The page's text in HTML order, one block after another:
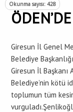
Okunma sayısı: 428
Giresun İl Genel
Belediye
Giresun İl Başkanı
Belediye’nin kötü
toplumun tüm